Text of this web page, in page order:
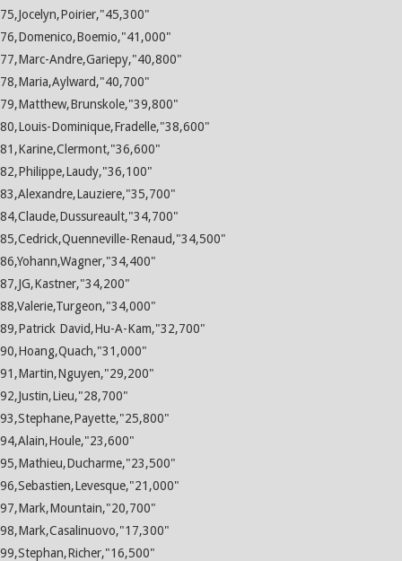
75,Jocelyn,Poirier,"45,300"
76,Domenico,Boemio,"41,000"
77,Marc-Andre,Gariepy,"40,800"
78,Maria,Aylward,"40,700"
79,Matthew,Brunskole,"39,800"
80,Louis-Dominique,Fradelle,"38,600"
81,Karine,Clermont,"36,600"
82,Philippe,Laudy,"36,100"
83,Alexandre,Lauziere,"35,700"
84,Claude,Dussureault,"34,700"
85,Cedrick,Quenneville-Renaud,"34,500"
86,Yohann,Wagner,"34,400"
87,JG,Kastner,"34,200"
88,Valerie,Turgeon,"34,000"
89,Patrick David,Hu-A-Kam,"32,700"
90,Hoang,Quach,"31,000"
91,Martin,Nguyen,"29,200"
92,Justin,Lieu,"28,700"
93,Stephane,Payette,"25,800"
94,Alain,Houle,"23,600"
95,Mathieu,Ducharme,"23,500"
96,Sebastien,Levesque,"21,000"
97,Mark,Mountain,"20,700"
98,Mark,Casalinuovo,"17,300"
99,Stephan,Richer,"16,500"